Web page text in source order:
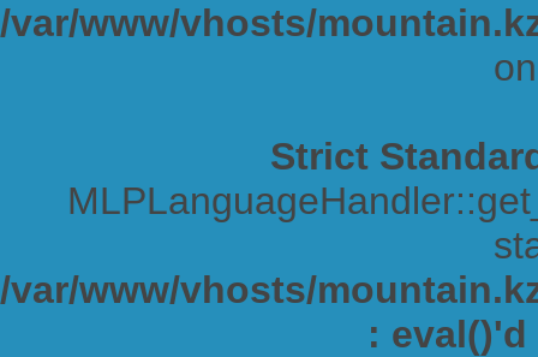
/var/www/vhosts/
Strict
/var/www/vhosts/
: